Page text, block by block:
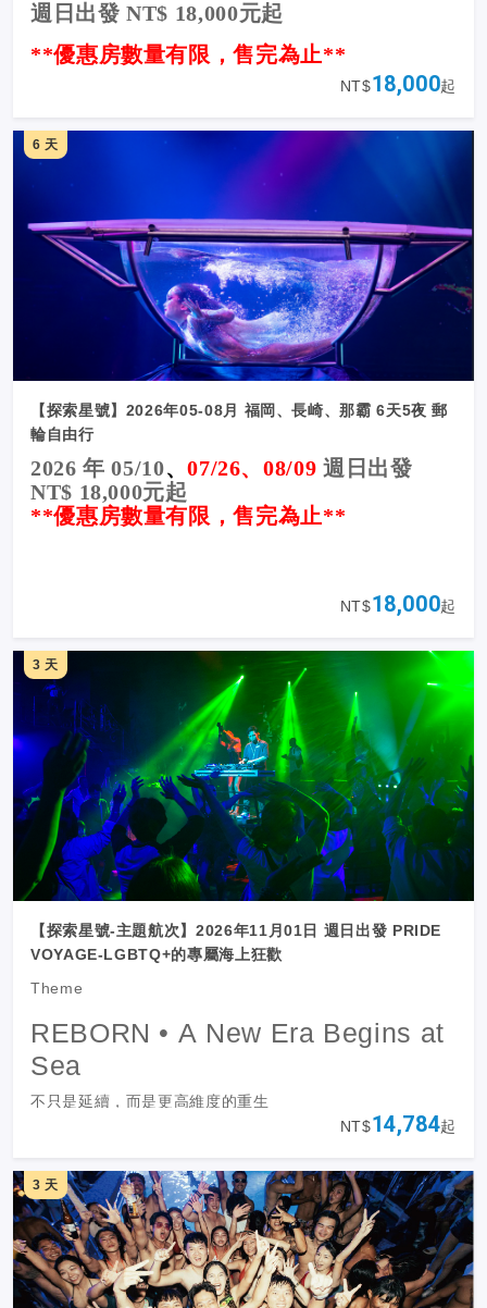
週日出發 NT$ 18,000元起
**優惠房數量有限，售完為止**
NT$18,000起
6 天
【探索星號】2026年05-08月 福岡、長崎、那霸 6天5夜 郵
輪自由行
2026 年 05/10、07/26、08/09 週日出發
NT$ 18,000元起
**優惠房數量有限，售完為止**
NT$18,000起
3 天
【探索星號-主題航次】2026年11月01日 週日出發 PRIDE
VOYAGE-LGBTQ+的專屬海上狂歡
Theme
REBORN • A New Era Begins at
Sea
不只是延續，而是更高維度的重生
NT$14,784起
3 天